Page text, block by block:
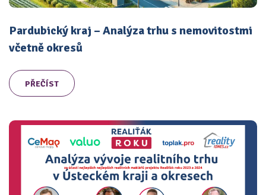
Pardubický kraj – Analýza trhu s nemovitostmi
včetně okresů
PŘEČÍST